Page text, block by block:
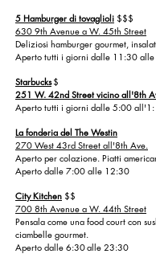
5 Hamburger di tovaglioli $$$
630 9th Avenue a W. 45th Street
Deliziosi hamburger gourmet,
Aperto tutti i giorni dalle 11:30
Starbucks $
251 W. 42nd Street vicino all'8th
Aperto tutti i giorni dalle 5:00
La fonderia del The Westin
270 West 43rd Street all'8th Ave.
Aperto per colazione. Piatti
Aperto dalle 7:00 alle 12:30
City Kitchen $$
700 8th Avenue a W. 44th Street
Pensala come una food court con
ciambelle gourmet.
Aperto dalle 6:30alle 23:30